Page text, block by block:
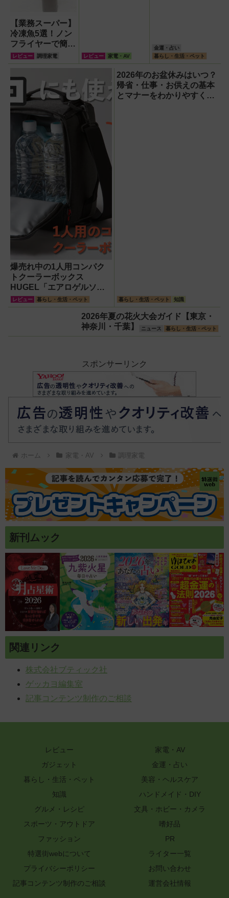
【業務スーパー】
冷凍魚5選！ノン
フライヤーで簡単
手軽に焼き魚を楽
しんでみた
レビュー 調理家電 レビュー 家電・AV
金運・占い
暮らし・生活・ペット
爆売れ中の1人用コンパク
トクーラーボックス
HUGEL「エアロゲルソフ
トクーラー4L」【アイリス
オーヤマ】！宇宙服の技術
で保冷力も異次元だった
レビュー 暮らし・生活・ペット
2026年のお盆休みはいつ？
帰省・仕事・お供えの基本
とマナーをわかりやすく解
暮らし・生活・ペット 知識
2026年夏の花火大会ガイド【東京・
神奈川・千葉】
ニュース 暮らし・生活・ペット
スポンサーリンク
ホーム 家電・AV 調理家電
新刊ムック
関連リンク
株式会社ブティック社
ゲッカヨ編集室
記事コンテンツ制作のご相談
レビュー
家電・AV
ガジェット
金運・占い
暮らし・生活・ペット
美容・ヘルスケア
知識
ハンドメイド・DIY
グルメ・レシピ
文具・ホビー・カメラ
スポーツ・アウトドア
嗜好品
ファッション
PR
特選街webについて
ライター一覧
プライバシーポリシー
お問い合わせ
記事コンテンツ制作のご相談
運営会社情報